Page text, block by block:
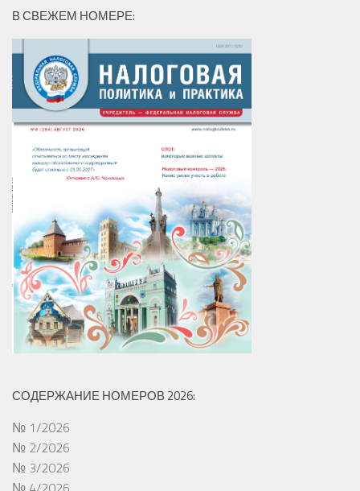
В СВЕЖЕМ НОМЕРЕ:
СОДЕРЖАНИЕ НОМЕРОВ 2026:
№ 1/2026
№ 2/2026
№ 3/2026